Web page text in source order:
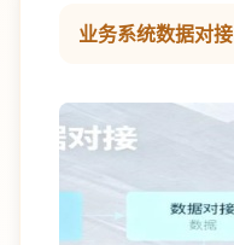
业务系统数据对接